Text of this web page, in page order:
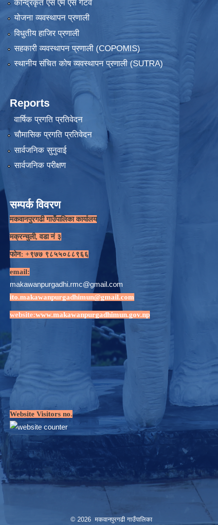
केन्द्रिकृत एस एम एस गेटवे
योजना व्यवस्थापन प्रणाली
विधुतीय हाजिर प्रणाली
सहकारी व्यवस्थापन प्रणाली (COPOMIS)
स्थानीय संचित कोष व्यवस्थापन प्रणाली (SUTRA)
Reports
वार्षिक प्रगति प्रतिवेदन
चौमासिक प्रगति प्रतिवेदन
सार्वजनिक सुनुवाई
सार्वजनिक परीक्षण
सम्पर्क विवरण
मकवानपुरगढी गाउँपालिका कार्यालय
मक्रन्चुली, वडा नं ३
फोन: +९७७ ९८५५०८८९६६
email:
makawanpurgadhi.rmc@gmail.com
ito.makawanpurgadhimun@gmail.com
website:www.makawanpurgadhimun.gov.np
Website Visitors no.
© 2026 मकवानपुरगढी गाउँपालिका